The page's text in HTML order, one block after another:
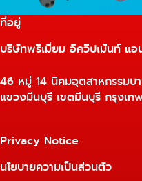
ที่อยู่
บริษัทพรีเมี่ยม อิควิปเม้นท์ แอ
46 หมู่ 14 นิคมอุตสาหกรรมบา
แขวงมีนบุรี เขตมีนบุรี กรุงเท
Privacy Notice
นโยบายความเป็นส่วนตัว